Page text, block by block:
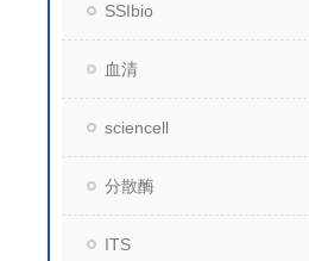
SSIbio
血清
sciencell
分散酶
ITS